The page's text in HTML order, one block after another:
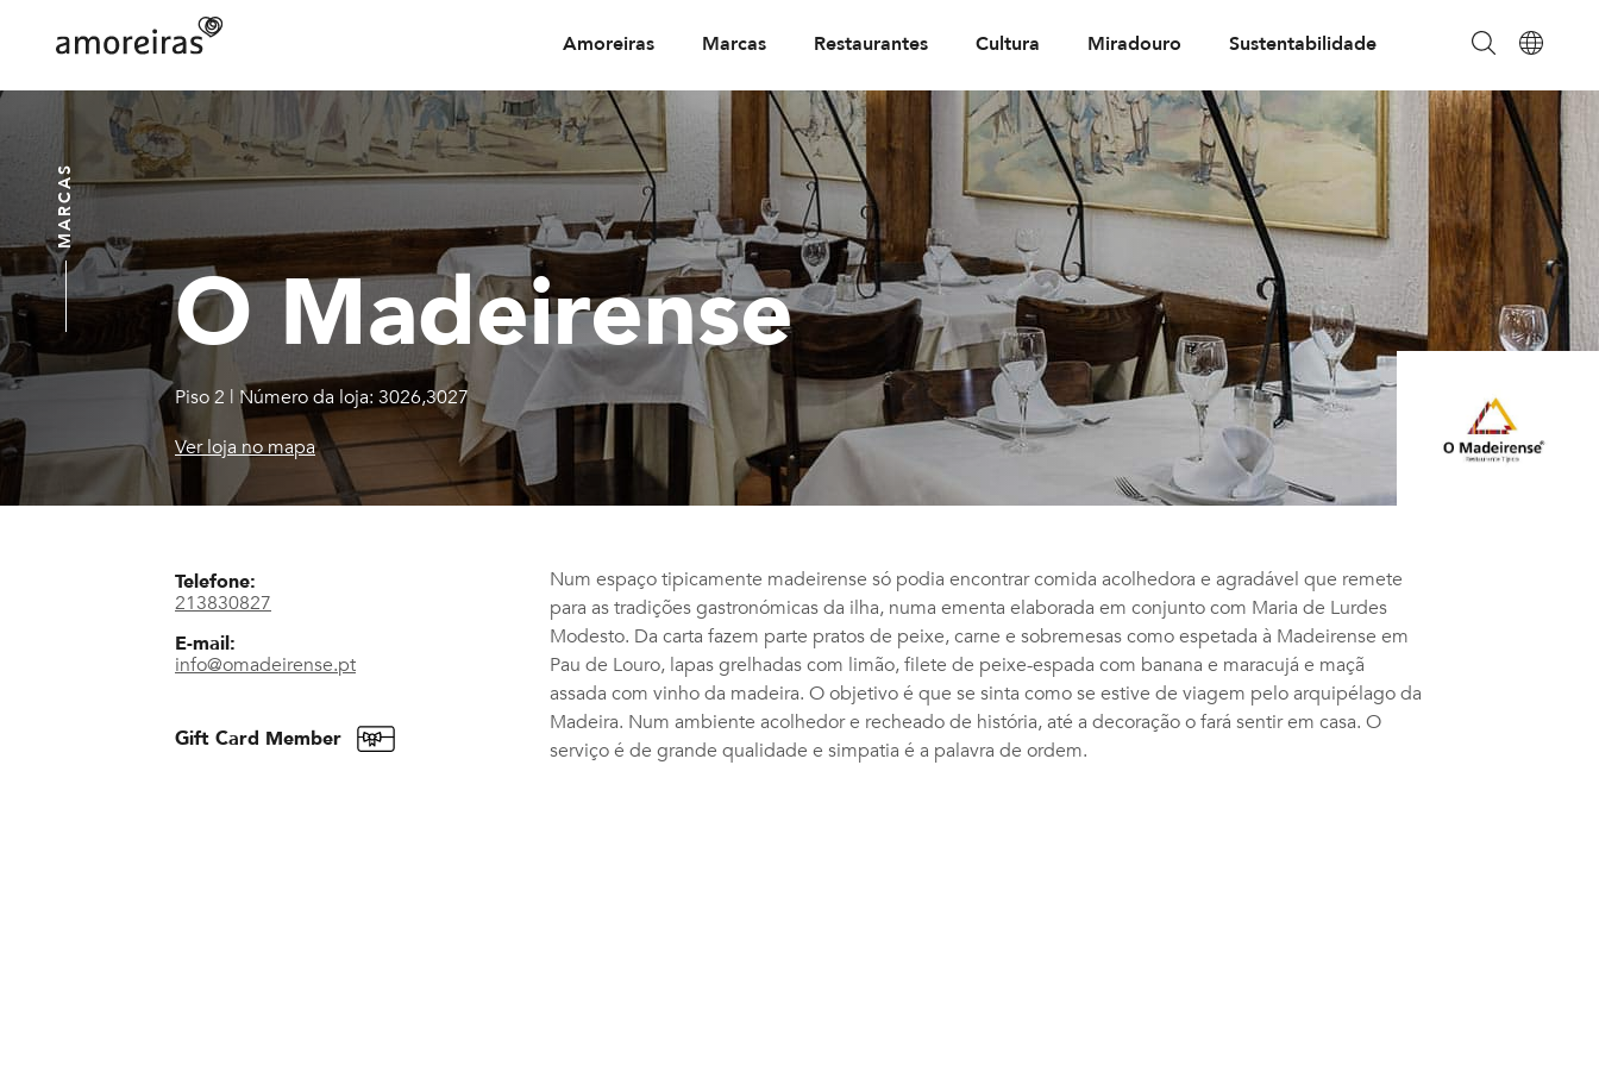
Home
Amoreiras Marcas Restaurantes Cultura Miradouro Sustentabilidade
O Madeirense
Piso 2 | Número da loja: 3026,3027
Ver loja no mapa
MARCAS
Telefone:
213830827
E-mail:
info@omadeirense.pt
Gift Card Member
Num espaço tipicamente madeirense só podia encontrar comida acolhedora e agradável que remete
para as tradições gastronómicas da ilha, numa ementa elaborada em conjunto com Maria de Lurdes
Modesto. Da carta fazem parte pratos de peixe, carne e sobremesas como espetada à Madeirense em
Pau de Louro, lapas grelhadas com limão, filete de peixe-espada com banana e maracujá e maçã
assada com vinho da madeira. O objetivo é que se sinta como se estive de viagem pelo arquipélago da
Madeira. Num ambiente acolhedor e recheado de história, até a decoração o fará sentir em casa. O
serviço é de grande qualidade e simpatia é a palavra de ordem.